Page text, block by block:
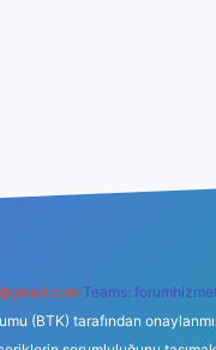
Teams:
(BTK) tarafından